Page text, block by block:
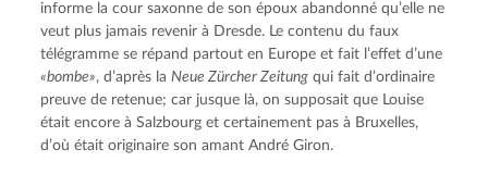
informe la cour saxonne de son époux abandonné qu’elle ne
veut plus jamais revenir à Dresde. Le contenu du faux
«bombe», d’après la Neue Zürcher Zeitung qui fait d’ordinaire
preuve de retenue; car jusque là, on supposait que Louise
était encore à Salzbourg et certainement pas à Bruxelles,
d’où était originaire son amant André Giron.